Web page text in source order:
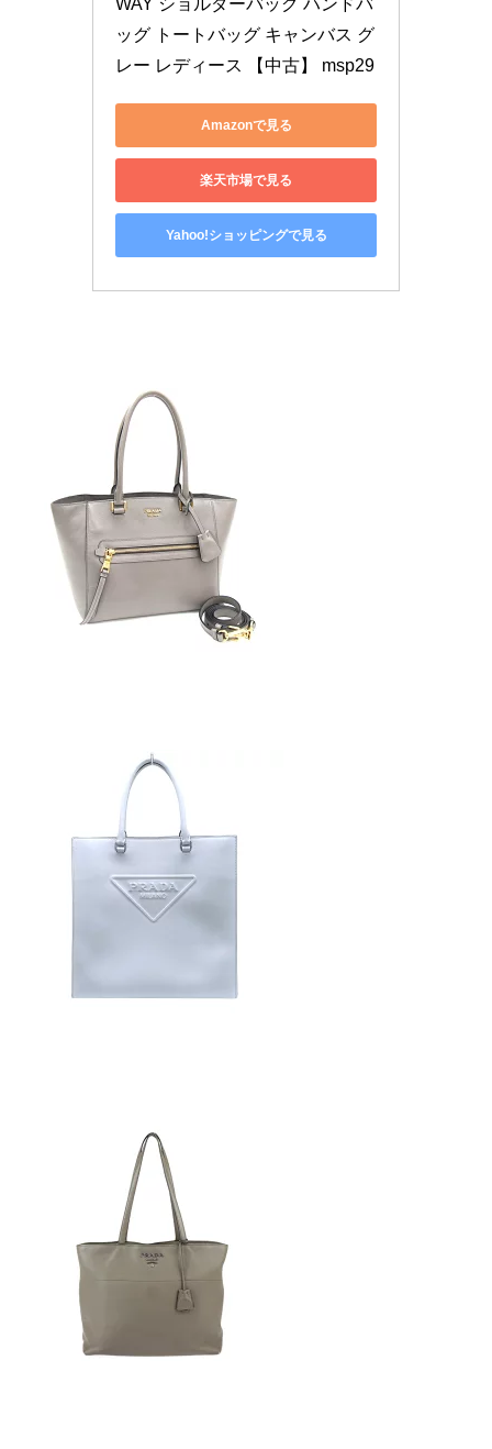
WAY ショルダーバッグ ハンドバ
ッグ トートバッグ キャンバス グ
レー レディース 【中古】 msp29
Amazonで見る
楽天市場で見る
Yahoo!ショッピングで見る